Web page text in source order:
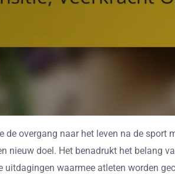
overgang naar het leven na de
nieuw doel. Het benadrukt het belang
waarmee atleten worden